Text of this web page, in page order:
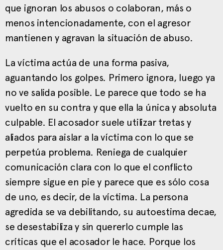
que ignoran los abusos o colaboran, más o
menos intencionadamente, con el agresor
mantienen y agravan la situación de abuso.
La víctima actúa de una forma pasiva,
aguantando los golpes. Primero ignora, luego ya
no ve salida posible. Le parece que todo se ha
vuelto en su contra y que ella la única y absoluta
culpable. El acosador suele utilizar tretas y
aliados para aislar a la víctima con lo que se
perpetúa problema. Reniega de cualquier
comunicación clara con lo que el conflicto
siempre sigue en pie y parece que es sólo cosa
de uno, es decir, de la víctima. La persona
agredida se va debilitando, su autoestima decae,
se desestabiliza y sin quererlo cumple las
críticas que el acosador le hace. Porque los